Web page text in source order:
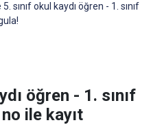
5. sınıf okul kaydı öğren - 1. sınıf
öğren - 1. sınıf
no ile kayıt